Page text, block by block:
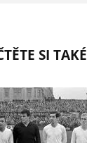
SI TAKÉ